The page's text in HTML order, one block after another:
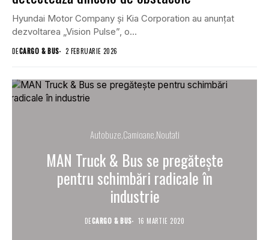
Hyundai Motor Company și Kia Corporation au anunțat
dezvoltarea „Vision Pulse”, o...
DECARGO & BUS 2 FEBRUARIE 2026
Autobuze Camioane Noutati
MAN Truck & Bus se pregătește
pentru schimbări radicale în
industrie
DECARGO & BUS 16 MARTIE 2020